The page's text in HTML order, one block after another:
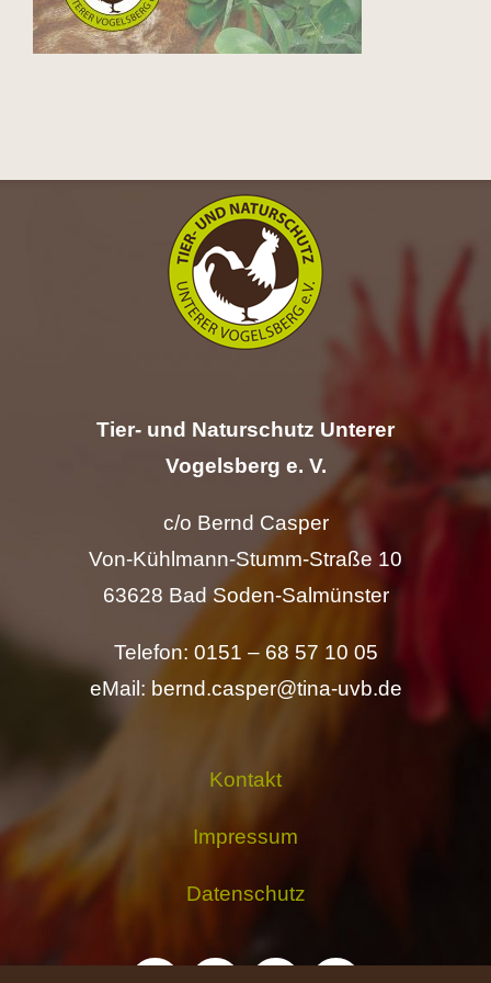
Hilfe
Tier- und Naturschutz Unterer
Vogelsberg e. V.
c/o Bernd Casper
Von-Kühlmann-Stumm-Straße 10
63628 Bad Soden-Salmünster
Telefon: 0151 – 68 57 10 05
eMail: bernd.casper@tina-uvb.de
Kontakt
Impressum
Datenschutz